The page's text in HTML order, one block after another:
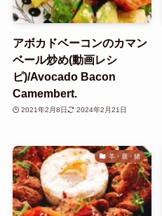
アボカドベーコンのカマン
ベール炒め(動画レシ
ピ)/Avocado Bacon
Camembert.
2021年2月8日 2024年2月21日
羊・鹿・猪